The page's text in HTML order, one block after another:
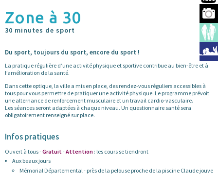
Zone à 30
30 minutes de sport
Du sport, toujours du sport, encore du sport !
La pratique régulière d’une activité physique et sportive contribue au bien-être et à
l’amélioration de la santé.
Dans cette optique, la ville a mis en place, des rendez-vous réguliers accessibles à
tous pour vous permettre de pratiquer une activité physique. Le programme prévoit
une alternance de renforcement musculaire et un travail cardio-vasculaire.
Les séances seront adaptées à chaque niveau. Un questionnaire santé sera
obligatoirement renseigné sur place.
Infos pratiques
Ouvert à tous -Gratuit -Attention : les cours se tiendront
Aux beaux jours
Mémorial Départemental - près de la pelouse proche de la piscine Claude jouve